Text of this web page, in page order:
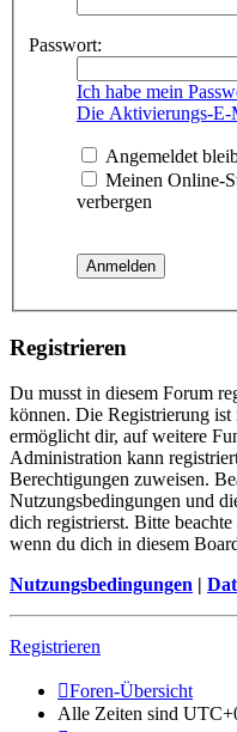
Passwort:
Ich habe mein
Die Aktivierungs-E-
Angemeldet
Meinen Online-
verbergen
Registrieren
Du musst in diesem Forum
können. Die Registrierung
ermöglicht dir, auf weitere
Administration kann
Berechtigungen zuweisen.
Nutzungsbedingungen und
dich registrierst. Bitte
wenn du dich in diesem
Nutzungsbedingungen |
Registrieren
Foren-Übersicht
Alle Zeiten sind